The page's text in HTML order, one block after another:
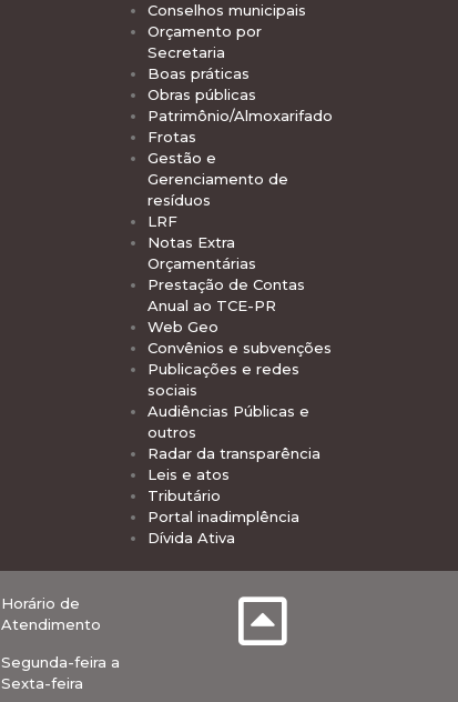
Conselhos municipais
Orçamento por
Secretaria
Boas práticas
Obras públicas
Patrimônio/Almoxarifado
Frotas
Gestão e
Gerenciamento de
resíduos
LRF
Notas Extra
Orçamentárias
Prestação de Contas
Anual ao TCE-PR
Web Geo
Convênios e subvenções
Publicações e redes
sociais
Audiências Públicas e
outros
Radar da transparência
Leis e atos
Tributário
Portal inadimplência
Dívida Ativa
Horário de
Atendimento
Segunda-feira a
Sexta-feira